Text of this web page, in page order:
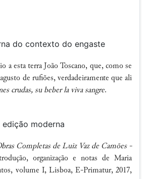
do contexto do engaste
a esta terra João Toscano, que, como se
de rufiões, verdadeiramente que ali
crudas, su beber la viva sangre.
edição moderna
Completas de Luiz Vaz de Camões -
organização e notas de Maria
volume I, Lisboa, E-Primatur, 2017,